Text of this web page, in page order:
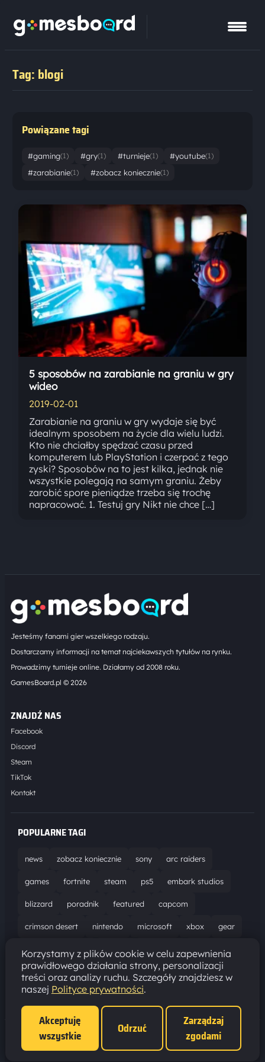
Tag: blogi
Powiązane tagi
#gaming(1) #gry(1) #turnieje(1) #youtube(1)
#zarabianie(1) #zobacz koniecznie(1)
5 sposobów na zarabianie na graniu w gry
wideo
2019-02-01
Zarabianie na graniu w gry wydaje się być
idealnym sposobem na życie dla wielu ludzi.
Kto nie chciałby spędzać czasu przed
komputerem lub PlayStation i czerpać z tego
zyski? Sposobów na to jest kilka, jednak nie
wszystkie polegają na samym graniu. Żeby
zarobić spore pieniądze trzeba się trochę
napracować. 1. Testuj gry Nikt nie chce […]
Jesteśmy fanami gier wszelkiego rodzaju.
Dostarczamy informacji na temat najciekawszych tytułów na rynku.
Prowadzimy turnieje online. Działamy od 2008 roku.
GamesBoard.pl © 2026
ZNAJDŹ NAS
Facebook
Discord
Steam
TikTok
Kontakt
POPULARNE TAGI
news zobacz koniecznie sony arc raiders
games fortnite steam ps5 embark studios
blizzard poradnik featured capcom
crimson desert nintendo microsoft xbox gear
world of warcraft solucja marathon ubisoft
bungie recenzja resident evil requiem gaming
aktualizacja pc epic games
Polityka prywatności ·
Korzystamy z plików cookie w celu zapewnienia
prawidłowego działania strony, personalizacji
treści oraz analizy ruchu. Szczegóły znajdziesz w
naszej Polityce prywatności.
Akceptuję
wszystkie
Odrzuć
Zarządzaj
zgodami